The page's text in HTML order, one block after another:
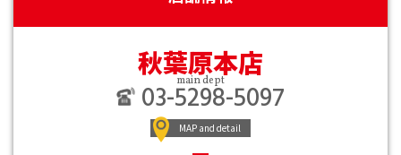
秋葉原本店
main dept
03-5298-5097
MAP and detail